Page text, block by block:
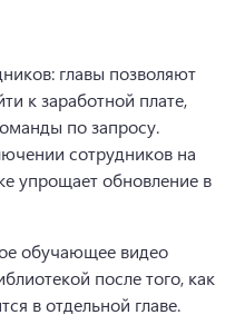
главы позволяют
к заработной плате,
сотрудников на
упрощает обновление в
обучающее видео
после того, как